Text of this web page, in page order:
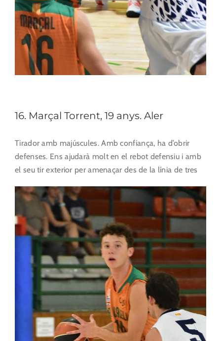
16. Marçal Torrent, 19 anys. Aler
Tirador amb majúscules. Amb confiança, ha d’obrir
defenses. Ens ajudarà molt en el rebot defensiu i amb
el seu tir exterior per amenaçar des de la línia de tres